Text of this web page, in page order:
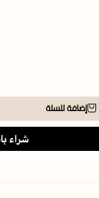
إضافة للسلة